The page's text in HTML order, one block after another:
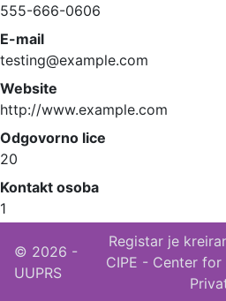
555-666-0606
E-mail
testing@example.com
Website
http://www.example.com
Odgovorno lice
20
Kontakt osoba
1
Obriši |Nazad na spisak
© 2026 -
UUPRS
Registar je
CIPE - Center